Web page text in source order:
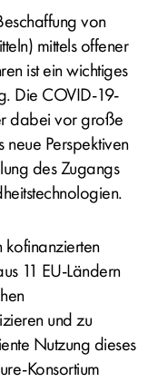
von
mittels offener
ist ein wichtiges
Die COVID-19-
dabei vor große
Perspektiven
des Zugangs
kofinanzierten
11 EU-Ländern
und zu
Nutzung dieses
Konsortium